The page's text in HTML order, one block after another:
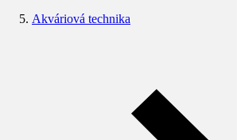
Akváriová technika